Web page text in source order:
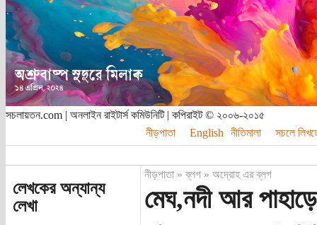
সচলায়তন.com | অনলাইন রাইটার্স কমিউনিটি | কপিরাইট © ২০০৬-২০১৫
নীড়পাতা
English নীতিমালা সচলে
লেখকের অন্যান্য
লেখা
নীড়পাতা»ব্লগ» অদ্রোহ এর ব্লগ
মেঘ,নদী আর